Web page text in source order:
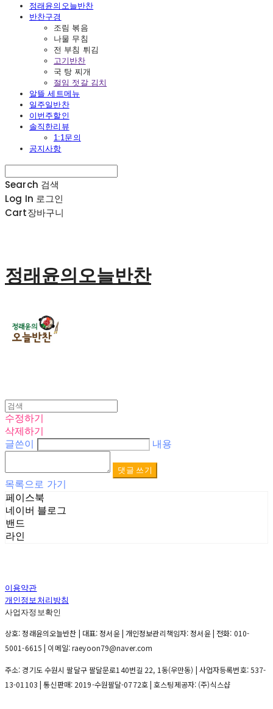
정래윤의오늘반찬
반찬구경
조림 볶음
나물 무침
전 부침 튀김
고기반찬
국 탕 찌개
절임 젓갈 김치
알뜰 세트메뉴
일주일반찬
이번주할인
솔직한리뷰
1:1문의
공지사항
Search 검색
Log In 로그인
Cart장바구니
정래윤의오늘반찬
수정하기
삭제하기
글쓴이
내용
댓글 쓰기
목록으로 가기
페이스북
네이버 블로그
밴드
라인
이용약관
개인정보처리방침
사업자정보확인
상호: 정래윤의오늘반찬 | 대표: 정서윤 | 개인정보관리책임자: 정서윤 | 전화: 010-
5001-6615 | 이메일: raeyoon79@naver.com
주소: 경기도 수원시 팔달구 팔달문로140번길 22, 1동(우만동) | 사업자등록번호:537-
13-01103 | 통신판매: 2019-수원팔달-0772호| 호스팅제공자: (주)식스샵